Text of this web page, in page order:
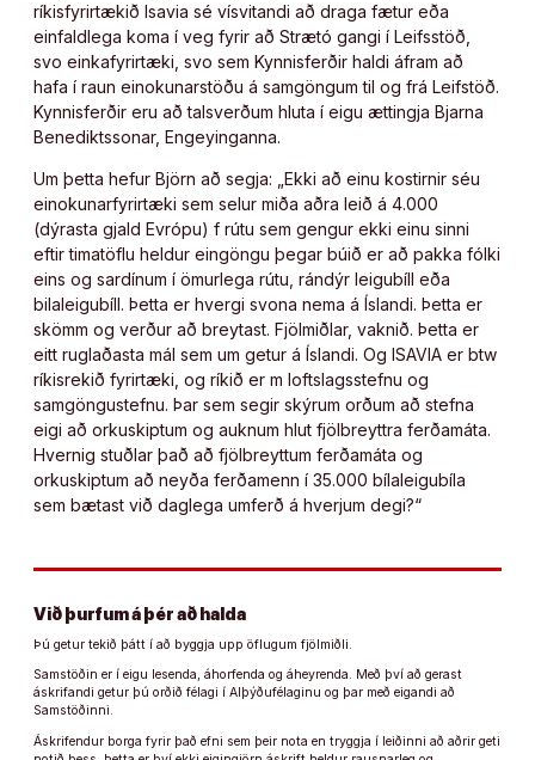
ríkisfyrirtækið Isavia sé vísvitandi að draga fætur eða
einfaldlega koma í veg fyrir að Strætó gangi í Leifsstöð,
svo einkafyrirtæki, svo sem Kynnisferðir haldi áfram að
hafa í raun einokunarstöðu á samgöngum til og frá Leifstöð.
Kynnisferðir eru að talsverðum hluta í eigu ættingja Bjarna
Benediktssonar, Engeyinganna.
Um þetta hefur Björn að segja: „Ekki að einu kostirnir séu
einokunarfyrirtæki sem selur miða aðra leið á 4.000
(dýrasta gjald Evrópu) f rútu sem gengur ekki einu sinni
eftir timatöflu heldur eingöngu þegar búið er að pakka fólki
eins og sardínum í ömurlega rútu, rándýr leigubíll eða
bilaleigubíll. Þetta er hvergi svona nema á Íslandi. Þetta er
skömm og verður að breytast. Fjölmiðlar, vaknið. Þetta er
eitt ruglaðasta mál sem um getur á Íslandi. Og ISAVIA er btw
ríkisrekið fyrirtæki, og ríkið er m loftslagsstefnu og
samgöngustefnu. Þar sem segir skýrum orðum að stefna
eigi að orkuskiptum og auknum hlut fjölbreyttra ferðamáta.
Hvernig stuðlar það að fjölbreyttum ferðamáta og
orkuskiptum að neyða ferðamenn í 35.000 bílaleigubíla
sem bætast við daglega umferð á hverjum degi?“
Við þurfum á þér að halda
Þú getur tekið þátt í að byggja upp öflugum fjölmiðli.
Samstöðin er í eigu lesenda, áhorfenda og áheyrenda. Með því að gerast
áskrifandi getur þú orðið félagi í Alþýðufélaginu og þar með eigandi að
Samstöðinni.
Áskrifendur borga fyrir það efni sem þeir nota en tryggja í leiðinni að aðrir geti